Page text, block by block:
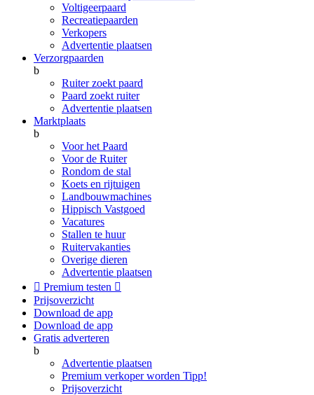
Voltigeerpaard
Recreatiepaarden
Verkopers
Advertentie plaatsen
Verzorgpaarden
b
Ruiter zoekt paard
Paard zoekt ruiter
Advertentie plaatsen
Marktplaats
b
Voor het Paard
Voor de Ruiter
Rondom de stal
Koets en rijtuigen
Landbouwmachines
Hippisch Vastgoed
Vacatures
Stallen te huur
Ruitervakanties
Overige dieren
Advertentie plaatsen
 Premium testen 
Prijsoverzicht
Download de app
Download de app
Gratis adverteren
b
Advertentie plaatsen
Premium verkoper worden Tipp!
Prijsoverzicht